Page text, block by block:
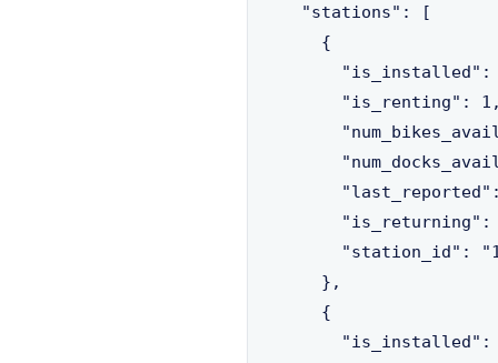
    "stations": [
      {
"is_installed":
        "is_renting": 1,
"is_returning":
"station_id":
      },
      {
"is_installed":